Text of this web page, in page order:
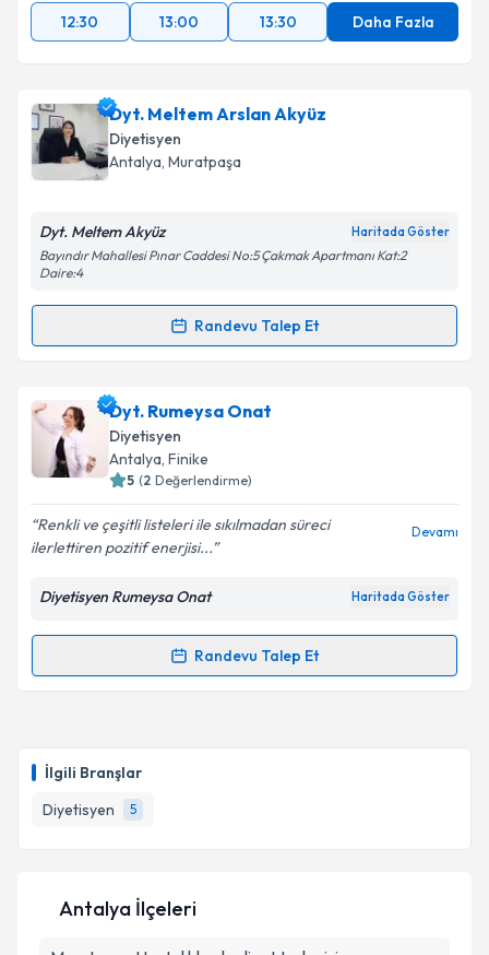
İlgili Branşlar
Diyetisyen
5
12:30
13:00 13:30 Daha Fazla
Dyt. Meltem Arslan Akyüz
Diyetisyen
Antalya, Muratpaşa
Dyt. Meltem Akyüz Haritada Göster
Bayındır Mahallesi Pınar Caddesi No:5 Çakmak Apartmanı Kat:2
Daire:4
Randevu Talep Et
Randevu Takvimi Talebi
Dyt. Meltem Arslan Akyüziçin randevu takvimi talebi
oluşturun. Size bu uzmandan randevu almanız için bir
takvim hazırlandığında e-posta ile bilgilendireceğiz.
Kişisel verilerimin işlenmesine ilişkin
Aydınlatma
kapsamda işlenmesini kabul ediyorum.
Dyt. Rumeysa Onat
Diyetisyen
Antalya, Finike
5 (2 Değerlendirme)
Renkli ve çeşitli listeleri ile sıkılmadan süreci
ilerlettiren pozitif enerjisi...
Devamı
Diyetisyen Rumeysa Onat Haritada Göster
Randevu Talep Et
Randevu Takvimi Talebi
takvim hazırlandığında e-posta ile bilgilendireceğiz.
E-posta Adresiniz
Antalya İlçeleri